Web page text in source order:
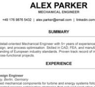
Junior 3D-
Lebenslauf Vorlage